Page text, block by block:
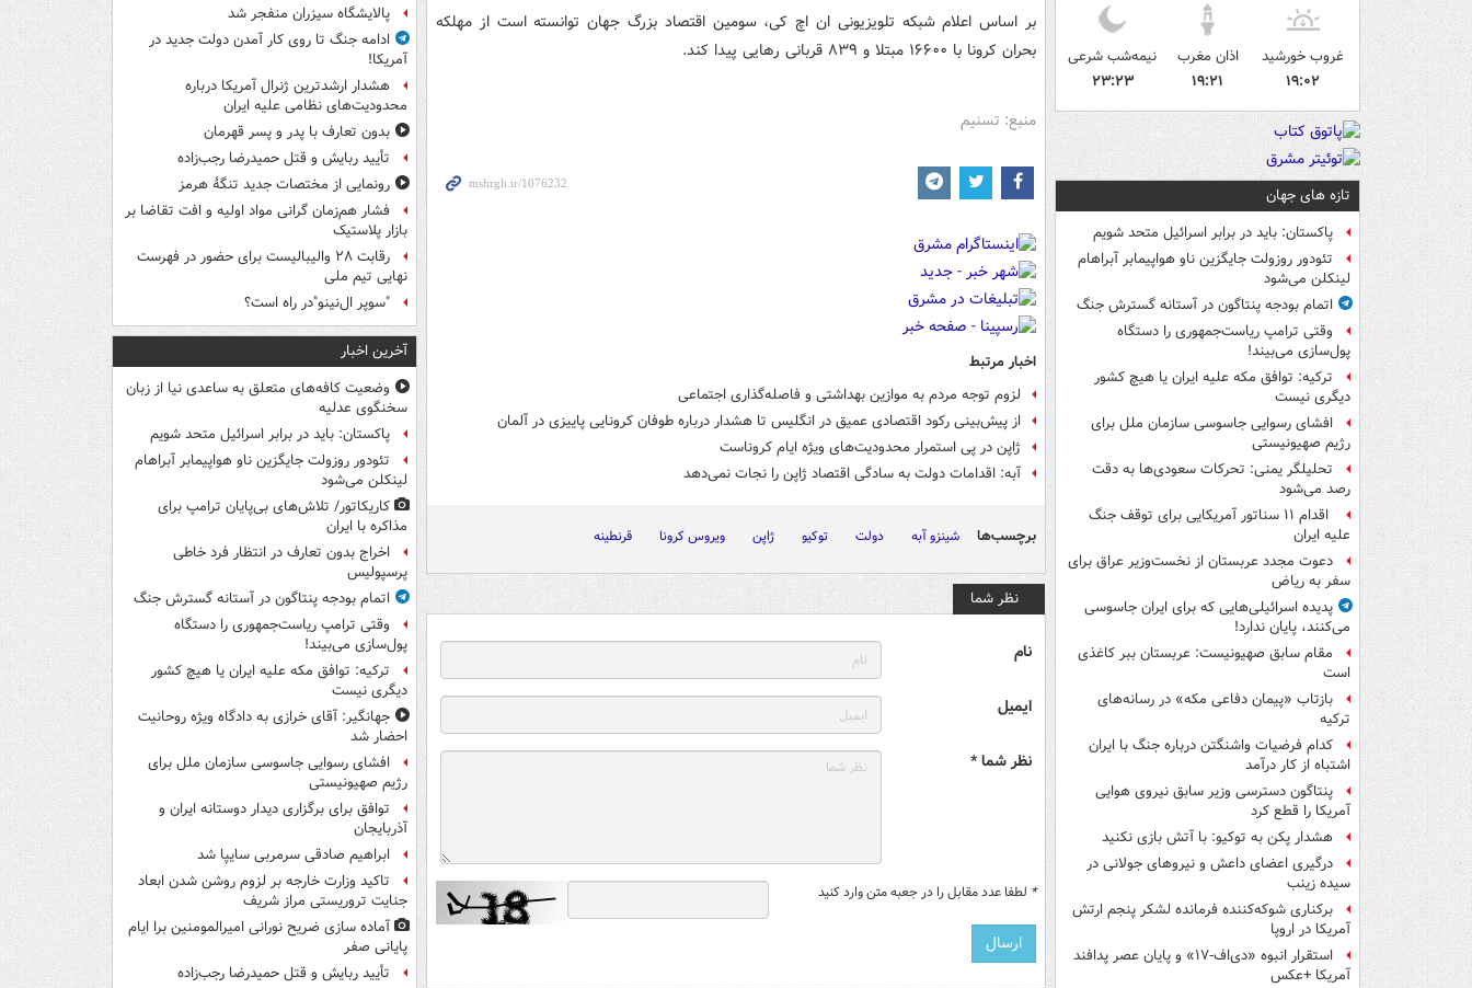
غروب خورشید
۱۹:۰۲
اذان مغرب
۱۹:۲۱
نیمه‌شب شرعی
۲۳:۲۳
تازه های جهان
پاکستان: باید در برابر اسرائیل متحد شویم
تئودور روزولت جایگزین ناو هواپیمابر آبراهام
لینکلن می‌شود
اتمام بودجه پنتاگون در آستانه گسترش جنگ
وقتی ترامپ ریاست‌جمهوری را دستگاه
پول‌سازی می‌بیند!
ترکیه: توافق مکه علیه ایران یا هیچ کشور
دیگری نیست
افشای رسوایی جاسوسی سازمان ملل برای
رژیم صهیونیستی
تحلیلگر یمنی: تحرکات سعودی‌ها به دقت
رصد می‌شود
اقدام ۱۱ سناتور آمریکایی برای توقف جنگ
علیه ایران
دعوت مجدد عربستان از نخست‌وزیر عراق برای
سفر به ریاض
پدیده اسرائیلی‌هایی که برای ایران جاسوسی
می‌کنند، پایان ندارد!
مقام سابق صهیونیست: عربستان ببر کاغذی
است
بازتاب «پیمان دفاعی مکه» در رسانه‌های
ترکیه
کدام فرضیات واشنگتن درباره جنگ با ایران
اشتباه از کار درآمد
پنتاگون دسترسی وزیر سابق نیروی هوایی
آمریکا را قطع کرد
هشدار پکن به توکیو: با آتش بازی نکنید
درگیری اعضای داعش و نیروهای جولانی در
سیده زینب
برکناری شوکه‌کننده فرمانده لشکر پنجم ارتش
آمریکا در اروپا
استقرار انبوه «دی‌اف‑۱۷» و پایان عصر پدافند
آمریکا +عکس
بر اساس اعلام شبکه تلویزیونی ان اچ کی، سومین اقتصاد بزرگ جهان توانسته است از مهلکه
بحران کرونا با ۱۶۶۰۰ مبتلا و ۸۳۹ قربانی رهایی پیدا کند.
منبع: تسنیم
اخبار مرتبط
لزوم توجه مردم به موازین بهداشتی و فاصله‌گذاری اجتماعی
از پیش‌بینی رکود اقتصادی عمیق در انگلیس تا هشدار درباره طوفان کرونایی پاییزی در آلمان
ژاپن در پی استمرار محدودیت‌های ویژه ایام کروناست
آبه: اقدامات دولت به سادگی اقتصاد ژاپن را نجات نمی‌دهد
برچسب‌ها شینزو آبه دولت توکیو ژاپن ویروس کرونا قرنطینه
نظر شما
نام
ایمیل
نظر شما *
* لطفا عدد مقابل را در جعبه متن وارد کنید
پالایشگاه سیزران منفجر شد
ادامه جنگ تا روی کار آمدن دولت جدید در
آمریکا!
هشدار ارشدترین ژنرال آمریکا درباره
محدودیت‌های نظامی علیه ایران
بدون تعارف با پدر و پسر قهرمان
تأیید ربایش و قتل حمیدرضا رجب‌زاده
رونمایی از مختصات جدید تنگۀ هرمز
فشار هم‌زمان گرانی مواد اولیه و افت تقاضا بر
بازار پلاستیک
رقابت ۲۸ والیبالیست برای حضور در فهرست
نهایی تیم ملی
"سوپر ال‌نینو"در راه است؟
آخرین اخبار
وضعیت کافه‌های متعلق به ساعدی نیا از زبان
سخنگوی عدلیه
پاکستان: باید در برابر اسرائیل متحد شویم
تئودور روزولت جایگزین ناو هواپیمابر آبراهام
لینکلن می‌شود
کاریکاتور/ تلاش‌های بی‌پایان ترامپ برای
مذاکره با ایران
اخراج بدون تعارف در انتظار فرد خاطی
پرسپولیس
اتمام بودجه پنتاگون در آستانه گسترش جنگ
وقتی ترامپ ریاست‌جمهوری را دستگاه
پول‌سازی می‌بیند!
ترکیه: توافق مکه علیه ایران یا هیچ کشور
دیگری نیست
جهانگیر: آقای خرازی به دادگاه ویژه روحانیت
احضار شد
افشای رسوایی جاسوسی سازمان ملل برای
رژیم صهیونیستی
توافق برای برگزاری دیدار دوستانه ایران و
آذربایجان
ابراهیم صادقی سرمربی سایپا شد
تاکید وزارت خارجه بر لزوم روشن شدن ابعاد
جنایت تروریستی مراز شریف
آماده سازی ضریح نورانی امیرالمومنین برا ایام
پایانی صفر
تأیید ربایش و قتل حمیدرضا رجب‌زاده